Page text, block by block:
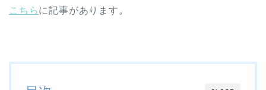
こちらに記事があります。